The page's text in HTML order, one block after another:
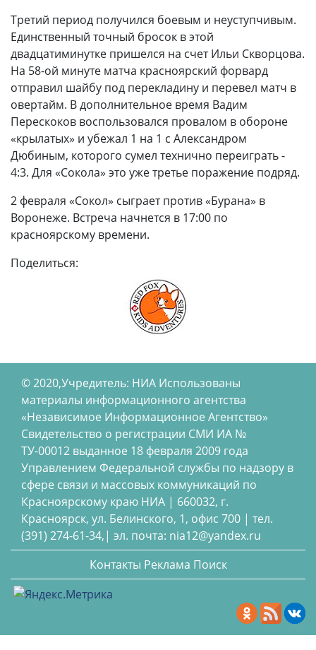
Третий период получился боевым и неуступчивым.
Единственный точный бросок в этой
двадцатиминутке пришелся на счет Ильи Скворцова.
На 58-ой минуте матча красноярский форвард
отправил шайбу под перекладину и перевел матч в
овертайм. В дополнительное время Вадим
Перескоков воспользовался провалом в обороне
«крылатых» и убежал 1 на 1 с Александром
Дюбиным, которого сумел технично переиграть -
4:3. Для «Сокола» это уже третье поражение подряд.
2 февраля «Сокол» сыграет против «Бурана» в
Воронеже. Встреча начнется в 17:00 по
красноярскому времени.
Поделиться:
© 2020,Учредитель: НИА Использованы
материалы информационного агентства
«Независимое Информационное Агентство»
Свидетельство о регистрации СМИ ИА №
ТУ-00012 выданное 18 февраля 2009 года
Управлением Федеральной службы по надзору в
сфере связи и массовых коммуникаций по
Красноярскому краю НИА | 660032, г.
Красноярск, ул. Белинского, 1, офис 700 | тел.
(391) 274-61-34,| эл. почта: nia12@yandex.ru
Контакты Реклама Поиск